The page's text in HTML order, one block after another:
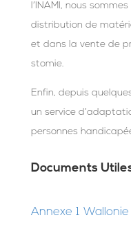
l’INAMI, nous
distribution de
et dans la vente de
stomie.
Enfin, depuis
un service
personnes
Documents
Annexe 1 Wallonie